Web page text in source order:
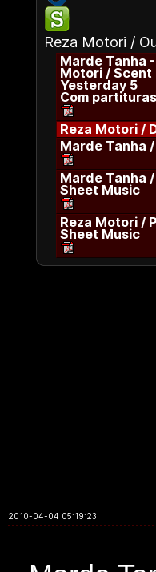
Reza Motori /
Marde Tanha
Motori / Scent
Yesterday 5
Com partituras
Reza Motori /
Marde Tanha
Marde Tanha
Sheet Music
Reza Motori /
Sheet Music
2010-04-04 05:19:23